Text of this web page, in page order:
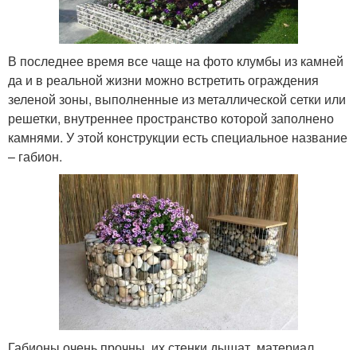
В последнее время все чаще на фото клумбы из камней
да и в реальной жизни можно встретить ограждения
зеленой зоны, выполненные из металлической сетки или
решетки, внутреннее пространство которой заполнено
камнями. У этой конструкции есть специальное название
– габион.